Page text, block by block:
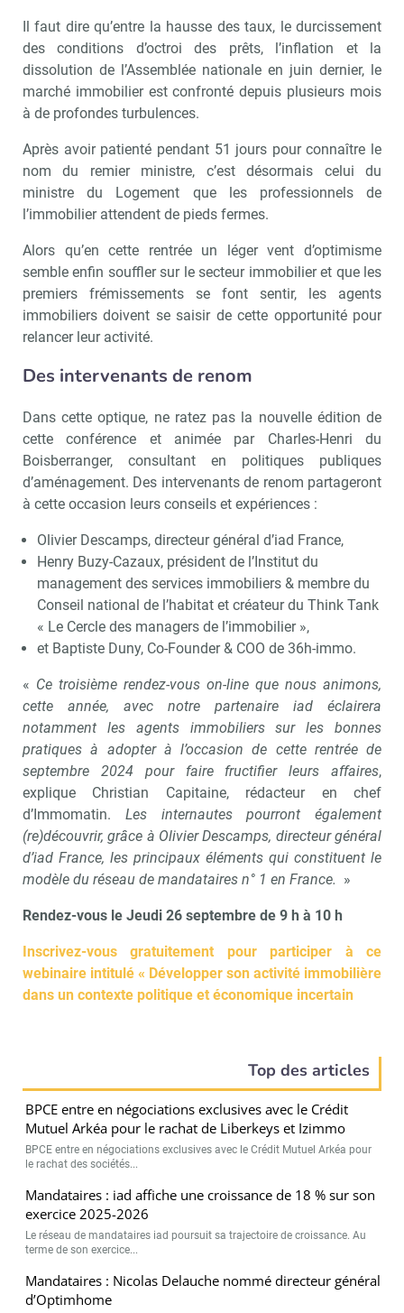
Il faut dire qu’entre la hausse des taux, le durcissement
des conditions d’octroi des prêts, l’inflation et la
dissolution de l’Assemblée nationale en juin dernier, le
marché immobilier est confronté depuis plusieurs mois
à de profondes turbulences.
Après avoir patienté pendant 51 jours pour connaître le
nom du remier ministre, c’est désormais celui du
ministre du Logement que les professionnels de
l’immobilier attendent de pieds fermes.
Alors qu’en cette rentrée un léger vent d’optimisme
semble enfin souffler sur le secteur immobilier et que les
premiers frémissements se font sentir, les agents
immobiliers doivent se saisir de cette opportunité pour
relancer leur activité.
Des intervenants de renom
Dans cette optique, ne ratez pas la nouvelle édition de
cette conférence et animée par Charles-Henri du
Boisberranger, consultant en politiques publiques
d’aménagement. Des intervenants de renom partageront
à cette occasion leurs conseils et expériences :
Olivier Descamps, directeur général d’iad France,
Henry Buzy-Cazaux, président de l’Institut du
management des services immobiliers & membre du
Conseil national de l’habitat et créateur du Think Tank
« Le Cercle des managers de l’immobilier »,
et Baptiste Duny, Co-Founder & COO de 36h-immo.
« Ce troisième rendez-vous on-line que nous animons,
cette année, avec notre partenaire iad éclairera
notamment les agents immobiliers sur les bonnes
pratiques à adopter à l’occasion de cette rentrée de
septembre 2024 pour faire fructifier leurs affaires,
explique Christian Capitaine, rédacteur en chef
d’Immomatin. Les internautes pourront également
(re)découvrir, grâce à Olivier Descamps, directeur général
d’iad France, les principaux éléments qui constituent le
modèle du réseau de mandataires n° 1 en France. »
Rendez-vous le Jeudi 26 septembre de 9 h à 10 h
Inscrivez-vous gratuitement pour participer à ce
webinaire intitulé « Développer son activité immobilière
dans un contexte politique et économique incertain
Top des articles
BPCE entre en négociations exclusives avec le Crédit
Mutuel Arkéa pour le rachat de Liberkeys et Izimmo
BPCE entre en négociations exclusives avec le Crédit Mutuel Arkéa pour
le rachat des sociétés...
Mandataires : iad affiche une croissance de 18 % sur son
exercice 2025-2026
Le réseau de mandataires iad poursuit sa trajectoire de croissance. Au
terme de son exercice...
Mandataires : Nicolas Delauche nommé directeur général
d’Optimhome